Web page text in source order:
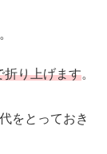
折り上げます。
をとっておき